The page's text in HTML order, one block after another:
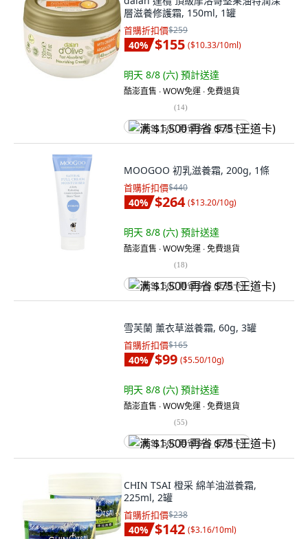
層滋養修護霜, 150ml, 1罐
首購折扣價$259
40% $155 ($10.33/10ml)
明天 8/8 (六) 預計送達
酷澎直售 ∙ WOW免運 ∙ 免費退貨
(14)
满 $1,500 再省 $75 (王道卡)
MOOGOO 初乳滋養霜, 200g, 1條
首購折扣價$440
40% $264 ($13.20/10g)
明天 8/8 (六) 預計送達
酷澎直售 ∙ WOW免運 ∙ 免費退貨
(18)
满 $1,500 再省 $75 (王道卡)
雪芙蘭 薰衣草滋養霜, 60g, 3罐
首購折扣價$165
40% $99 ($5.50/10g)
明天 8/8 (六) 預計送達
酷澎直售 ∙ WOW免運 ∙ 免費退貨
(55)
满 $1,500 再省 $75 (王道卡)
CHIN TSAI 橙采 綿羊油滋養霜,
225ml, 2罐
首購折扣價$238
40% $142 ($3.16/10ml)